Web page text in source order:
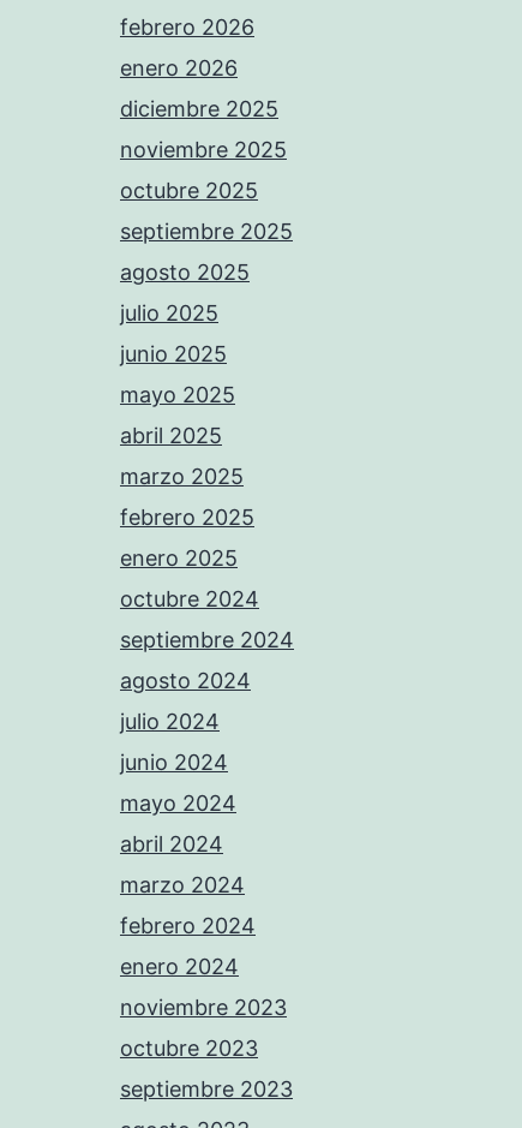
febrero 2026
enero 2026
diciembre 2025
noviembre 2025
octubre 2025
septiembre 2025
agosto 2025
julio 2025
junio 2025
mayo 2025
abril 2025
marzo 2025
febrero 2025
enero 2025
octubre 2024
septiembre 2024
agosto 2024
julio 2024
junio 2024
mayo 2024
abril 2024
marzo 2024
febrero 2024
enero 2024
noviembre 2023
octubre 2023
septiembre 2023